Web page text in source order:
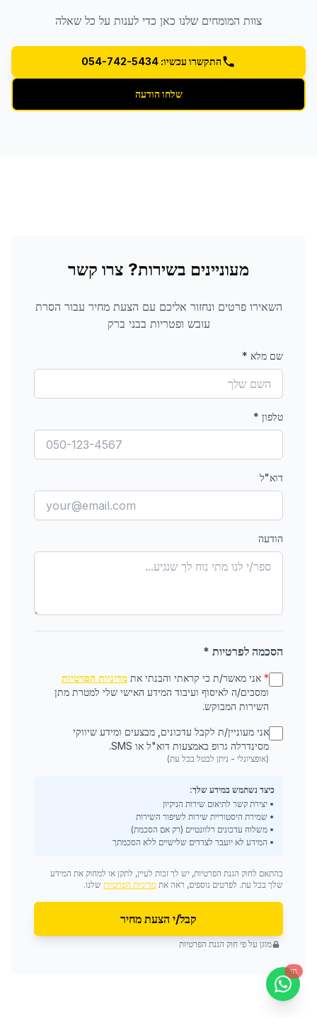
צוות המומחים שלנו כאן כדי לענות על כל שאלה
התקשרו עכשיו: 054-742-5434
שלחו הודעה
מעוניינים בשירות? צרו קשר
השאירו פרטים ונחזור אליכם עם הצעת מחיר עבור הסרת
עובש ופטריות בבני ברק
שם מלא *
טלפון *
דוא"ל
הודעה
הסכמה לפרטיות *
* אני מאשר/ת כי קראתי והבנתי את מדיניות הפרטיות
ומסכים/ה לאיסוף ועיבוד המידע האישי שלי למטרת מתן
השירות המבוקש.
אני מעוניין/ת לקבל עדכונים, מבצעים ומידע שיווקי
מסינדרלה גרופ באמצעות דוא"ל או SMS.
(אופציונלי - ניתן לבטל בכל עת)
כיצד נשתמש במידע שלך:
• יצירת קשר לתיאום שירות הניקיון
• שמירת היסטוריית שירות לשיפור השירות
• משלוח עדכונים רלוונטיים (רק אם הסכמת)
• המידע לא יועבר לצדדים שלישיים ללא הסכמתך
בהתאם לחוק הגנת הפרטיות, יש לך זכות לעיין, לתקן או למחוק את המידע
שלך בכל עת. לפרטים נוספים, ראה את מדיניות הפרטיות שלנו.
קבל/י הצעת מחיר
מוגן על פי חוק הגנת הפרטיות
חי